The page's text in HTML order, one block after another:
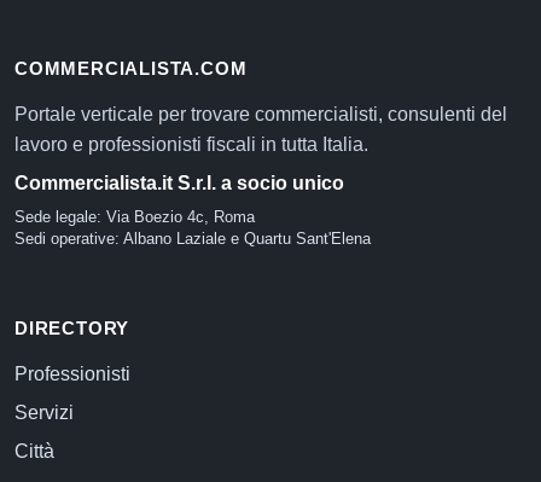
COMMERCIALISTA.COM
Portale verticale per trovare commercialisti, consulenti del
lavoro e professionisti fiscali in tutta Italia.
Commercialista.it S.r.l. a socio unico
Sede legale: Via Boezio 4c, Roma
Sedi operative: Albano Laziale e Quartu Sant'Elena
DIRECTORY
Professionisti
Servizi
Città